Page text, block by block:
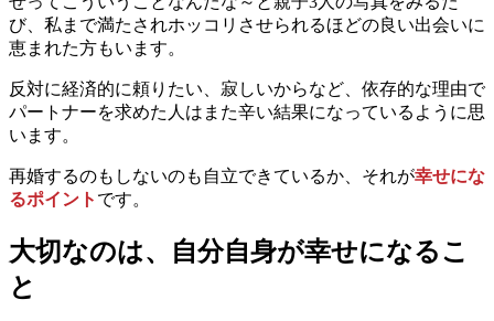
び、私まで満たされホッコリさせられるほどの良い出会いに
恵まれた方もいます。
反対に経済的に頼りたい、寂しいからなど、依存的な理由で
パートナーを求めた人はまた辛い結果になっているように思
います。
再婚するのもしないのも自立できているか、それが幸せにな
るポイント です。
大切なのは、自分自身が幸せになるこ
と